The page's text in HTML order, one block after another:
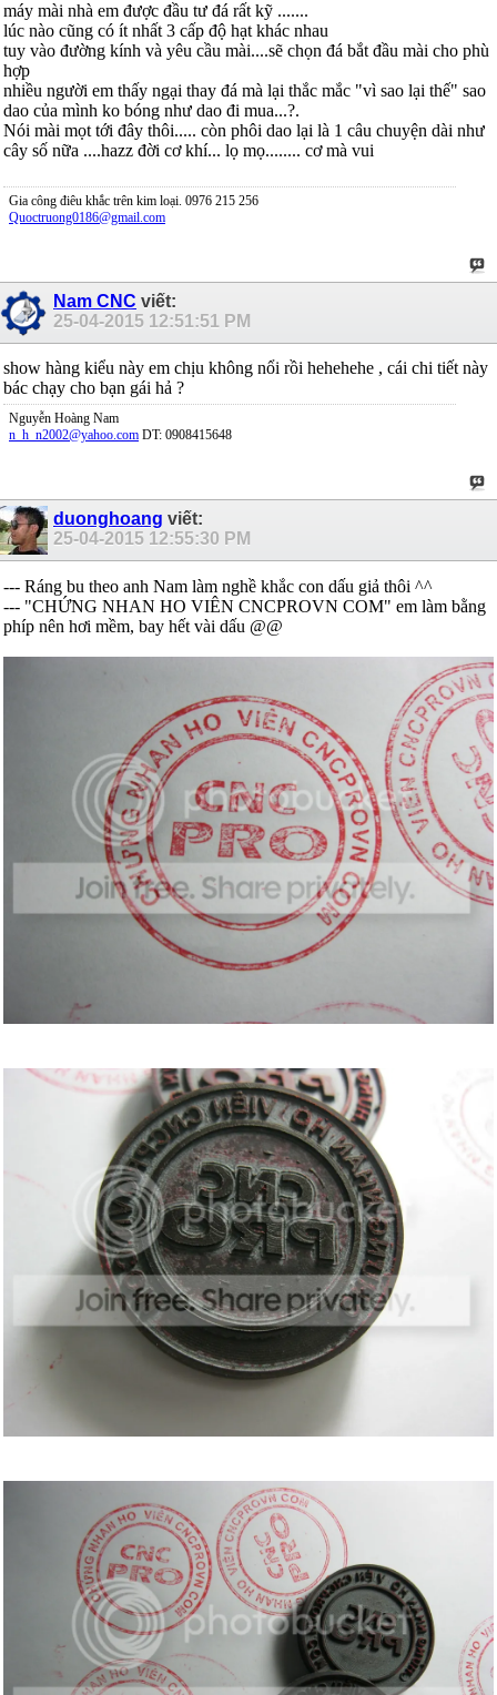
máy mài nhà em được đầu tư đá rất kỹ .......
lúc nào cũng có ít nhất 3 cấp độ hạt khác nhau
tuy vào đường kính và yêu cầu mài....sẽ chọn đá bắt đầu mài cho phù
hợp
nhiều người em thấy ngại thay đá mà lại thắc mắc "vì sao lại thế" sao
dao của mình ko bóng như dao đi mua...?.
Nói mài mọt tới đây thôi..... còn phôi dao lại là 1 câu chuyện dài như
cây số nữa ....hazz đời cơ khí... lọ mọ........ cơ mà vui
Gia công điêu khắc trên kim loại. 0976 215 256
Quoctruong0186@gmail.com
Nam CNC viết:
25-04-2015 12:51:51 PM
show hàng kiểu này em chịu không nổi rồi hehehehe , cái chi tiết này
bác chạy cho bạn gái hả ?
Nguyễn Hoàng Nam
n_h_n2002@yahoo.com DT: 0908415648
duonghoang viết:
25-04-2015 12:55:30 PM
--- Ráng bu theo anh Nam làm nghề khắc con dấu giả thôi ^^
--- "CHỨNG NHAN HO VIÊN CNCPROVN COM" em làm bằng
phíp nên hơi mềm, bay hết vài dấu @@